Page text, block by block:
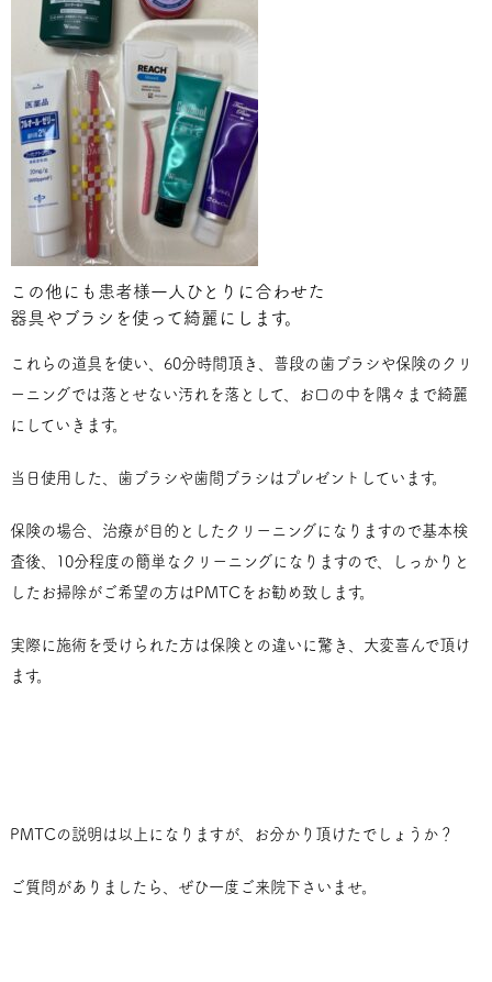
この他にも患者様一人ひとりに合わせた
器具やブラシを使って綺麗にします。
これらの道具を使い、60分時間頂き、普段の歯ブラシや保険のクリ
ーニングでは落とせない汚れを落として、お口の中を隅々まで綺麗
にしていきます。
当日使用した、歯ブラシや歯間ブラシはプレゼントしています。
保険の場合、治療が目的としたクリーニングになりますので基本検
査後、10分程度の簡単なクリーニングになりますので、しっかりと
したお掃除がご希望の方はPMTCをお勧め致します。
実際に施術を受けられた方は保険との違いに驚き、大変喜んで頂け
ます。
PMTCの説明は以上になりますが、お分かり頂けたでしょうか？
ご質問がありましたら、ぜひ一度ご来院下さいませ。